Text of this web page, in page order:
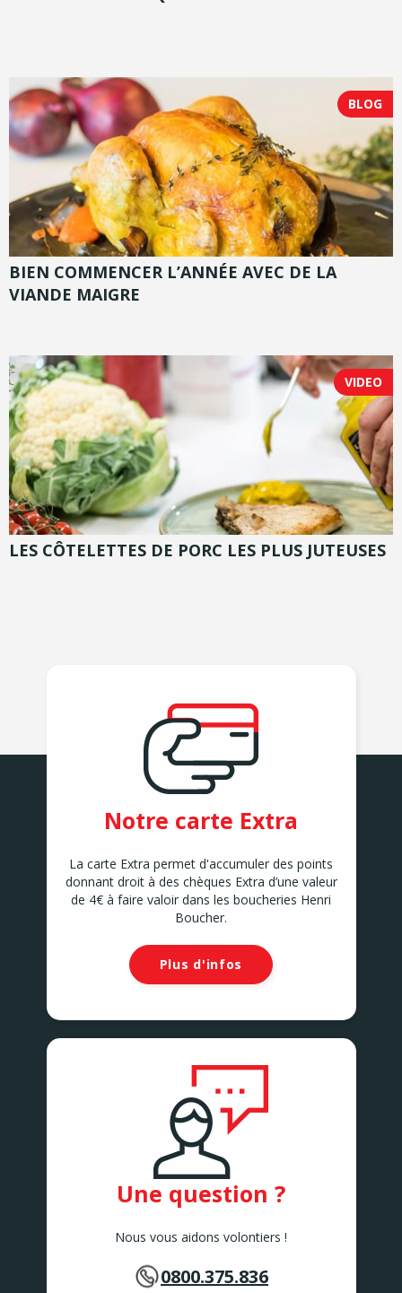
BLOG
BIEN COMMENCER L’ANNÉE AVEC DE LA
VIANDE MAIGRE
VIDEO
LES CÔTELETTES DE PORC LES PLUS JUTEUSES
Notre carte Extra
La carte Extra permet d'accumuler des points
donnant droit à des chèques Extra d’une valeur
de 4€ à faire valoir dans les boucheries Henri
Boucher.
Plus d'infos
Une question ?
Nous vous aidons volontiers !
0800.375.836